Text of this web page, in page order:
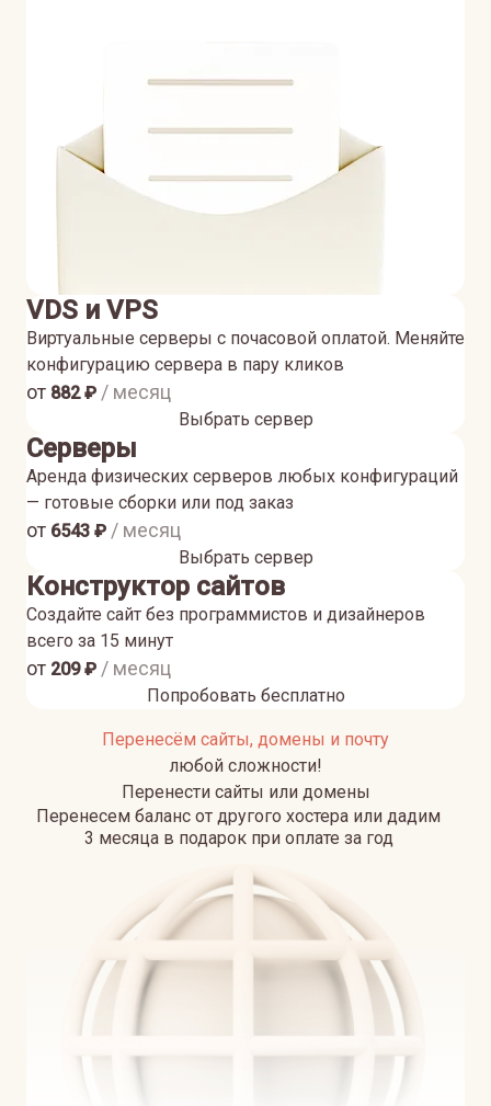
VDS и VPS
Виртуальные серверы с почасовой оплатой. Меняйте
конфигурацию сервера в пару кликов
от 882₽ / месяц
Выбрать сервер
Серверы
Аренда физических серверов любых конфигураций
— готовые сборки или под заказ
от 6543 ₽ / месяц
Выбрать сервер
Конструктор сайтов
Создайте сайт без программистов и дизайнеров
всего за 15 минут
от 209₽ / месяц
Попробовать бесплатно
Перенесём сайты, домены и почту
любой сложности!
Перенести сайты или домены
Перенесем баланс от другого хостера или дадим
3 месяца в подарок при оплате за год